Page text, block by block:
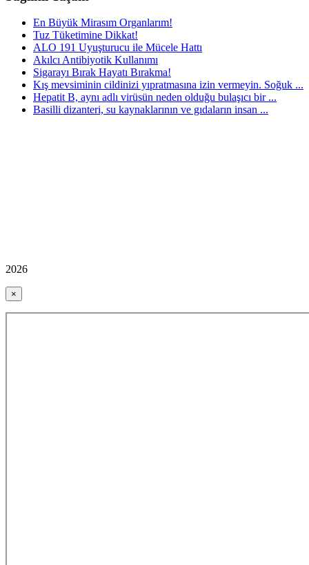
En Büyük Mirasım Organlarım!
Tuz Tüketimine Dikkat!
ALO 191 Uyuşturucu ile Mücele Hattı
Akılcı Antibiyotik Kullanımı
Sigarayı Bırak Hayatı Bırakma!
Kış mevsiminin cildinizi yıpratmasına izin vermeyin. Soğuk ...
Hepatit B, aynı adlı virüsün neden olduğu bulaşıcı bir ...
Basilli dizanteri, su kaynaklarının ve gıdaların insan ...
2026
×